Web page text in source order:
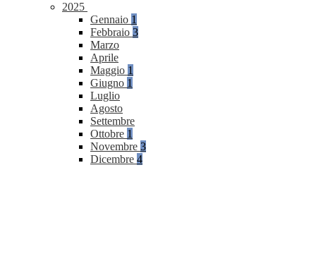
2025
Gennaio 1
Febbraio 3
Marzo
Aprile
Maggio 1
Giugno 1
Luglio
Agosto
Settembre
Ottobre 1
Novembre 3
Dicembre 4